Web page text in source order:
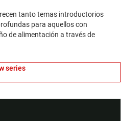
tanto temas introductorios
para aquellos con
de alimentación a través de
series